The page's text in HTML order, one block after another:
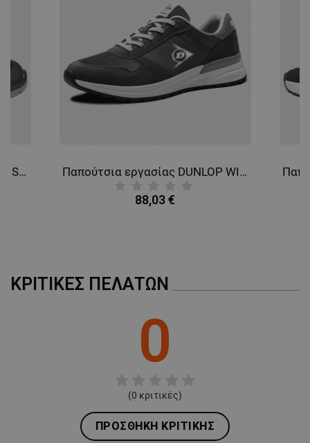
Παπούτσια εργασίας UNO LOW S3S FO LG SR ESD Παπούτσια εργασίας DUNLOP WING EVO O2 FO SR HRO DARK GREY
88,03 €
ΚΡΙΤΙΚΈΣ ΠΕΛΑΤΏΝ
0
(0 κριτικές)
ΠΡΟΣΘΉΚΗ ΚΡΙΤΙΚΉΣ